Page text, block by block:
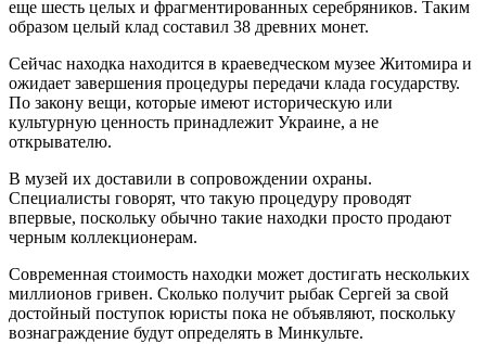
еще шесть целых и фрагментированных серебряников. Таким
образом целый клад составил 38 древних монет.
Сейчас находка находится в краеведческом музее Житомира и
ожидает завершения процедуры передачи клада государству.
По закону вещи, которые имеют историческую или
культурную ценность принадлежит Украине, а не
открывателю.
В музей их доставили в сопровождении охраны.
Специалисты говорят, что такую ​​процедуру проводят
впервые, поскольку обычно такие находки просто продают
черным коллекционерам.
Современная стоимость находки может достигать нескольких
миллионов гривен. Сколько получит рыбак Сергей за свой
достойный поступок юристы пока не объявляют, поскольку
вознаграждение будут определять в Минкульте.